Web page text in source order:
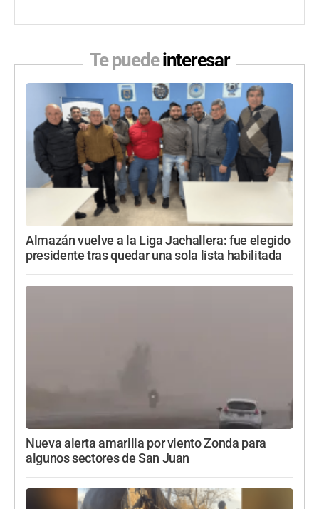
Te puedeinteresar
Almazán vuelve a la Liga Jachallera: fue elegido
presidente tras quedar una sola lista habilitada
Nueva alerta amarilla por viento Zonda para
algunos sectores de San Juan